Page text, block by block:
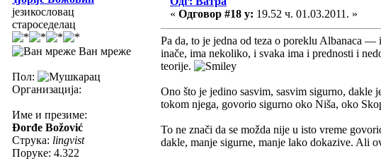
језикословац
староседелац
Ван мреже
Пол:
Организација:
Име и презиме:
Đorđe Božović
Струка: lingvist
Поруке: 4.322
« Одговор #18 у: 19.52 ч. 01.03.2011. »
Pa da, to je jedna od teza o poreklu Albanaca
inače, ima nekoliko, i svaka ima i prednosti i
teorije.
Ono što je jedino sasvim, sasvim sigurno, dakle
tokom njega, govorio sigurno oko Niša, oko
To ne znači da se možda nije u isto vreme
dakle, manje sigurne, manje lako dokazive. Ali